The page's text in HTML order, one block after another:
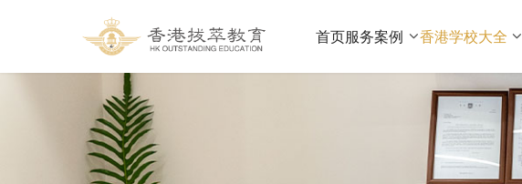
首页服务案例 香港学校大全